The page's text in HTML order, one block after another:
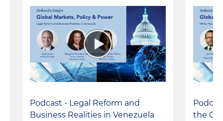
Podcast - Legal Reform and
Business Realities in Venezuela
the